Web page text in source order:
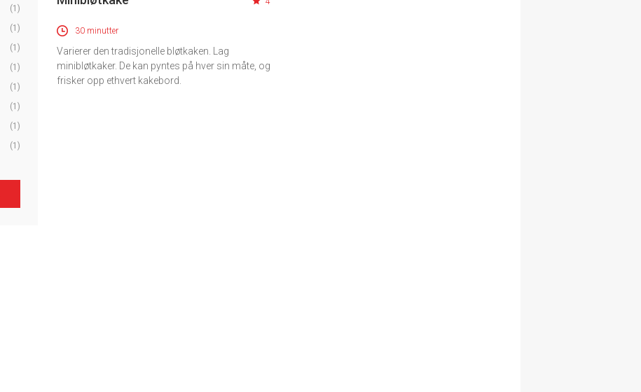
(1)
(1)
(1)
(1)
(1)
(1)
(1)
(1)
30 minutter
Varierer den tradisjonelle bløtkaken. Lag
minibløtkaker. De kan pyntes på hver sin måte, og
frisker opp ethvert kakebord.